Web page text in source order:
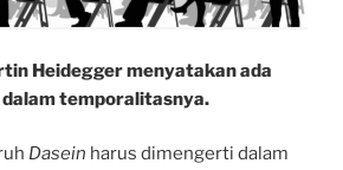
Heidegger menyatakan ada
temporalitasnya.
Dasein harus dimengerti dalam